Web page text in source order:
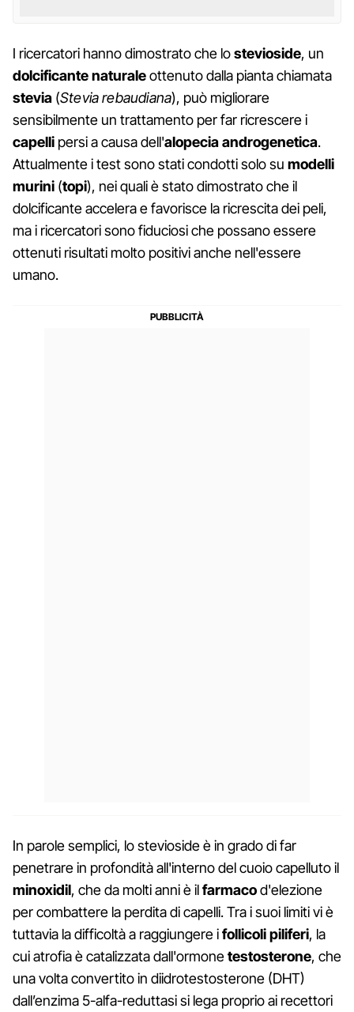
I ricercatori hanno dimostrato che lostevioside, un
dolcificante naturaleottenuto dalla pianta chiamata
stevia (Stevia rebaudiana), può migliorare
sensibilmente un trattamento per far ricrescere i
capelli persi a causa dell'alopecia androgenetica.
Attualmente i test sono stati condotti solo su modelli
murini (topi), nei quali è stato dimostrato che il
dolcificante accelera e favorisce la ricrescita dei peli,
ma i ricercatori sono fiduciosi che possano essere
ottenuti risultati molto positivi anche nell'essere
umano.
In parole semplici, lo stevioside è in grado di far
penetrare in profondità all'interno del cuoio capelluto il
minoxidil, che da molti anni è ilfarmacod'elezione
per combattere la perdita di capelli. Tra i suoi limiti vi è
tuttavia la difficoltà a raggiungere ifollicoli piliferi, la
cui atrofia è catalizzata dall'ormonetestosterone, che
una volta convertito in diidrotestosterone (DHT)
dall’enzima 5-alfa-reduttasi si lega proprio ai recettori